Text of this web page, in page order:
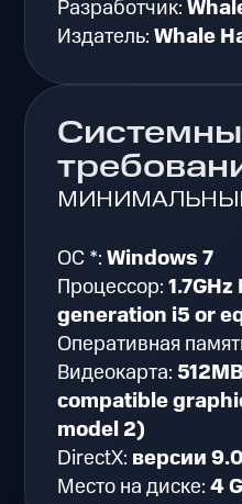
Разработчик:
Издатель:Whale
ОС *:Windows 7
Процессор:
generation i5 or
Оперативная
Видеокарта:
compatible
model 2)
DirectX: версии 9.0
Место на диске:4